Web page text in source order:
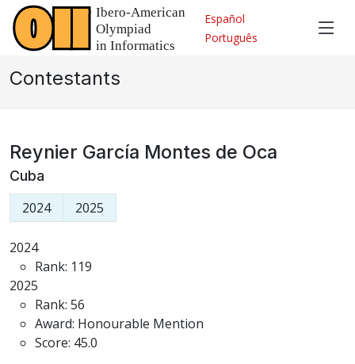
Español
Português
Contestants
Reynier García Montes de Oca
Cuba
2024 2025
2024
Rank: 119
2025
Rank: 56
Award: Honourable Mention
Score: 45.0